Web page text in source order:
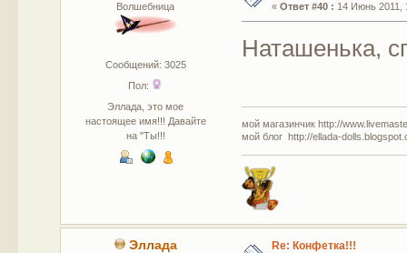
Волшебница
Сообщений: 3025
Пол:
Эллада, это мое
настоящее имя!!! Давайте
на "Ты!!!
« Ответ #40 : 14 Июнь 2011,
Наташенька,
мой магазинчик http://
мой блог http://ellada-
Эллада Re: Конфетка!!!